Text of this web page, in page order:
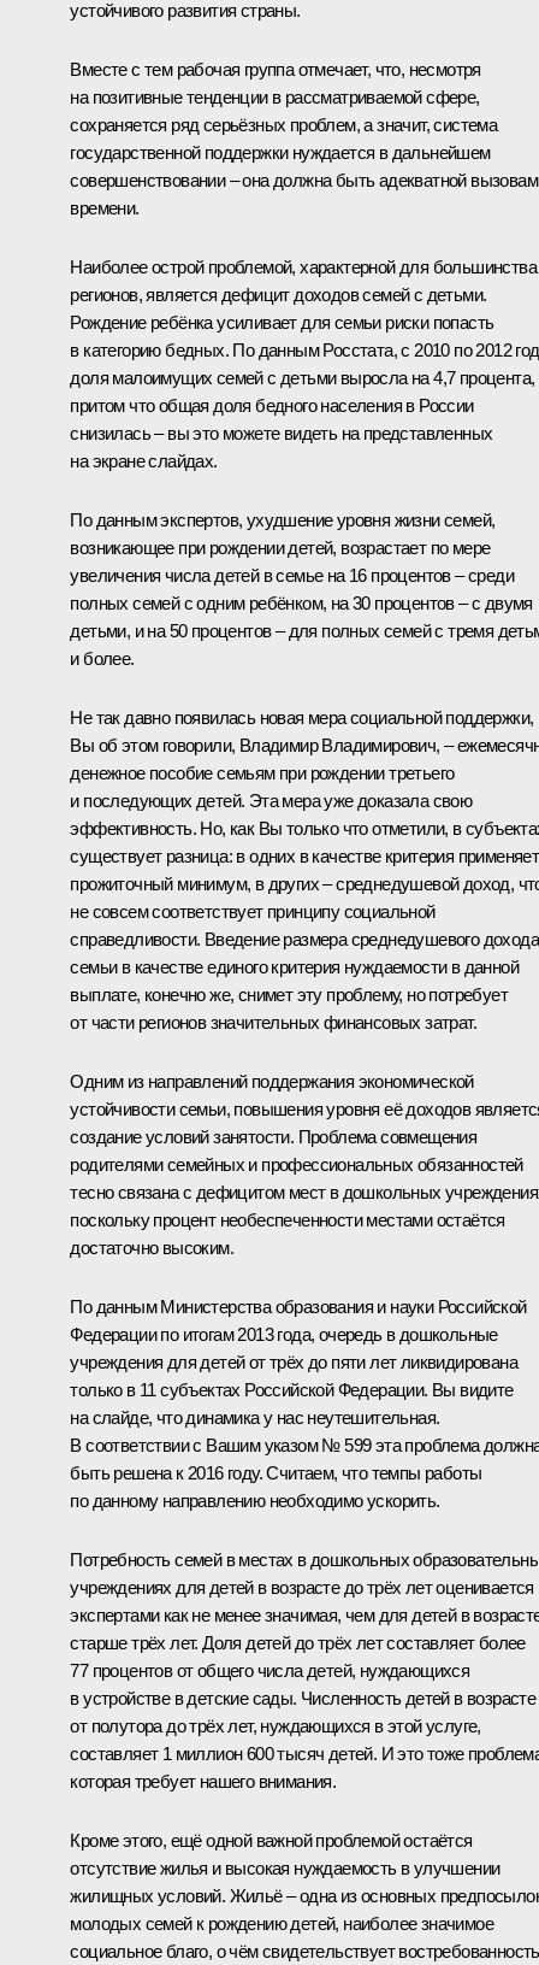
устойчивого развития страны.
Вместе с тем рабочая группа отмечает, что, несмотря
на позитивные тенденции в рассматриваемой сфере,
сохраняется ряд серьёзных проблем, а значит, система
государственной поддержки нуждается в дальнейшем
совершенствовании – она должна быть адекватной вызовам
времени.
Наиболее острой проблемой, характерной для большинства
регионов, является дефицит доходов семей с детьми.
Рождение ребёнка усиливает для семьи риски попасть
в категорию бедных. По данным Росстата, с 2010 по 2012 год
доля малоимущих семей с детьми выросла на 4,7 процента,
притом что общая доля бедного населения в России
снизилась – вы это можете видеть на представленных
на экране слайдах.
По данным экспертов, ухудшение уровня жизни семей,
возникающее при рождении детей, возрастает по мере
увеличения числа детей в семье на 16 процентов – среди
полных семей с одним ребёнком, на 30 процентов – с двумя
детьми, и на 50 процентов – для полных семей с тремя
и более.
Не так давно появилась новая мера социальной поддержки,
Вы об этом говорили, Владимир Владимирович, –
денежное пособие семьям при рождении третьего
и последующих детей. Эта мера уже доказала свою
эффективность. Но, как Вы только что отметили, в
существует разница: в одних в качестве критерия
прожиточный минимум, в других – среднедушевой доход,
не совсем соответствует принципу социальной
справедливости. Введение размера среднедушевого дохода
семьи в качестве единого критерия нуждаемости в данной
выплате, конечно же, снимет эту проблему, но потребует
от части регионов значительных финансовых затрат.
Одним из направлений поддержания экономической
устойчивости семьи, повышения уровня её доходов
создание условий занятости. Проблема совмещения
родителями семейных и профессиональных обязанностей
тесно связана с дефицитом мест в дошкольных
поскольку процент необеспеченности местами остаётся
достаточно высоким.
По данным Министерства образования и науки Российской
Федерации по итогам 2013 года, очередь в дошкольные
учреждения для детей от трёх до пяти лет ликвидирована
только в 11 субъектах Российской Федерации. Вы видите
на слайде, что динамика у нас неутешительная.
В соответствии с Вашим указом № 599 эта проблема
быть решена к 2016 году. Считаем, что темпы работы
по данному направлению необходимо ускорить.
Потребность семей в местах в дошкольных
учреждениях для детей в возрасте до трёх лет оценивается
экспертами как не менее значимая, чем для детей в
старше трёх лет. Доля детей до трёх лет составляет более
77 процентов от общего числа детей, нуждающихся
в устройстве в детские сады. Численность детей в возрасте
от полутора до трёх лет, нуждающихся в этой услуге,
составляет 1 миллион 600 тысяч детей. И это тоже
которая требует нашего внимания.
Кроме этого, ещё одной важной проблемой остаётся
отсутствие жилья и высокая нуждаемость в улучшении
жилищных условий. Жильё – одна из основных
молодых семей к рождению детей, наиболее значимое
социальное благо, о чём свидетельствует востребованность